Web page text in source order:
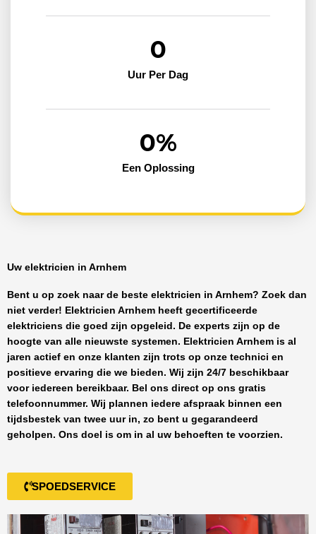
Uur Per Dag
0
Een Oplossing
0%
Uw elektricien in Arnhem
Bent u op zoek naar de beste elektricien in Arnhem? Zoek dan
niet verder! Elektricien Arnhem heeft gecertificeerde
elektriciens die goed zijn opgeleid. De experts zijn op de
hoogte van alle nieuwste systemen. Elektricien Arnhem is al
jaren actief en onze klanten zijn trots op onze technici en
positieve ervaring die we bieden. Wij zijn 24/7 beschikbaar
voor iedereen bereikbaar. Bel ons direct op ons gratis
telefoonnummer. Wij plannen iedere afspraak binnen een
tijdsbestek van twee uur in, zo bent u gegarandeerd
geholpen. Ons doel is om in al uw behoeften te voorzien.
SPOEDSERVICE